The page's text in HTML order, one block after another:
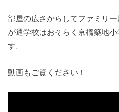
部屋の広さからしてファミリ
が通学校はおそらく京橋築地
す。
動画もご覧ください！